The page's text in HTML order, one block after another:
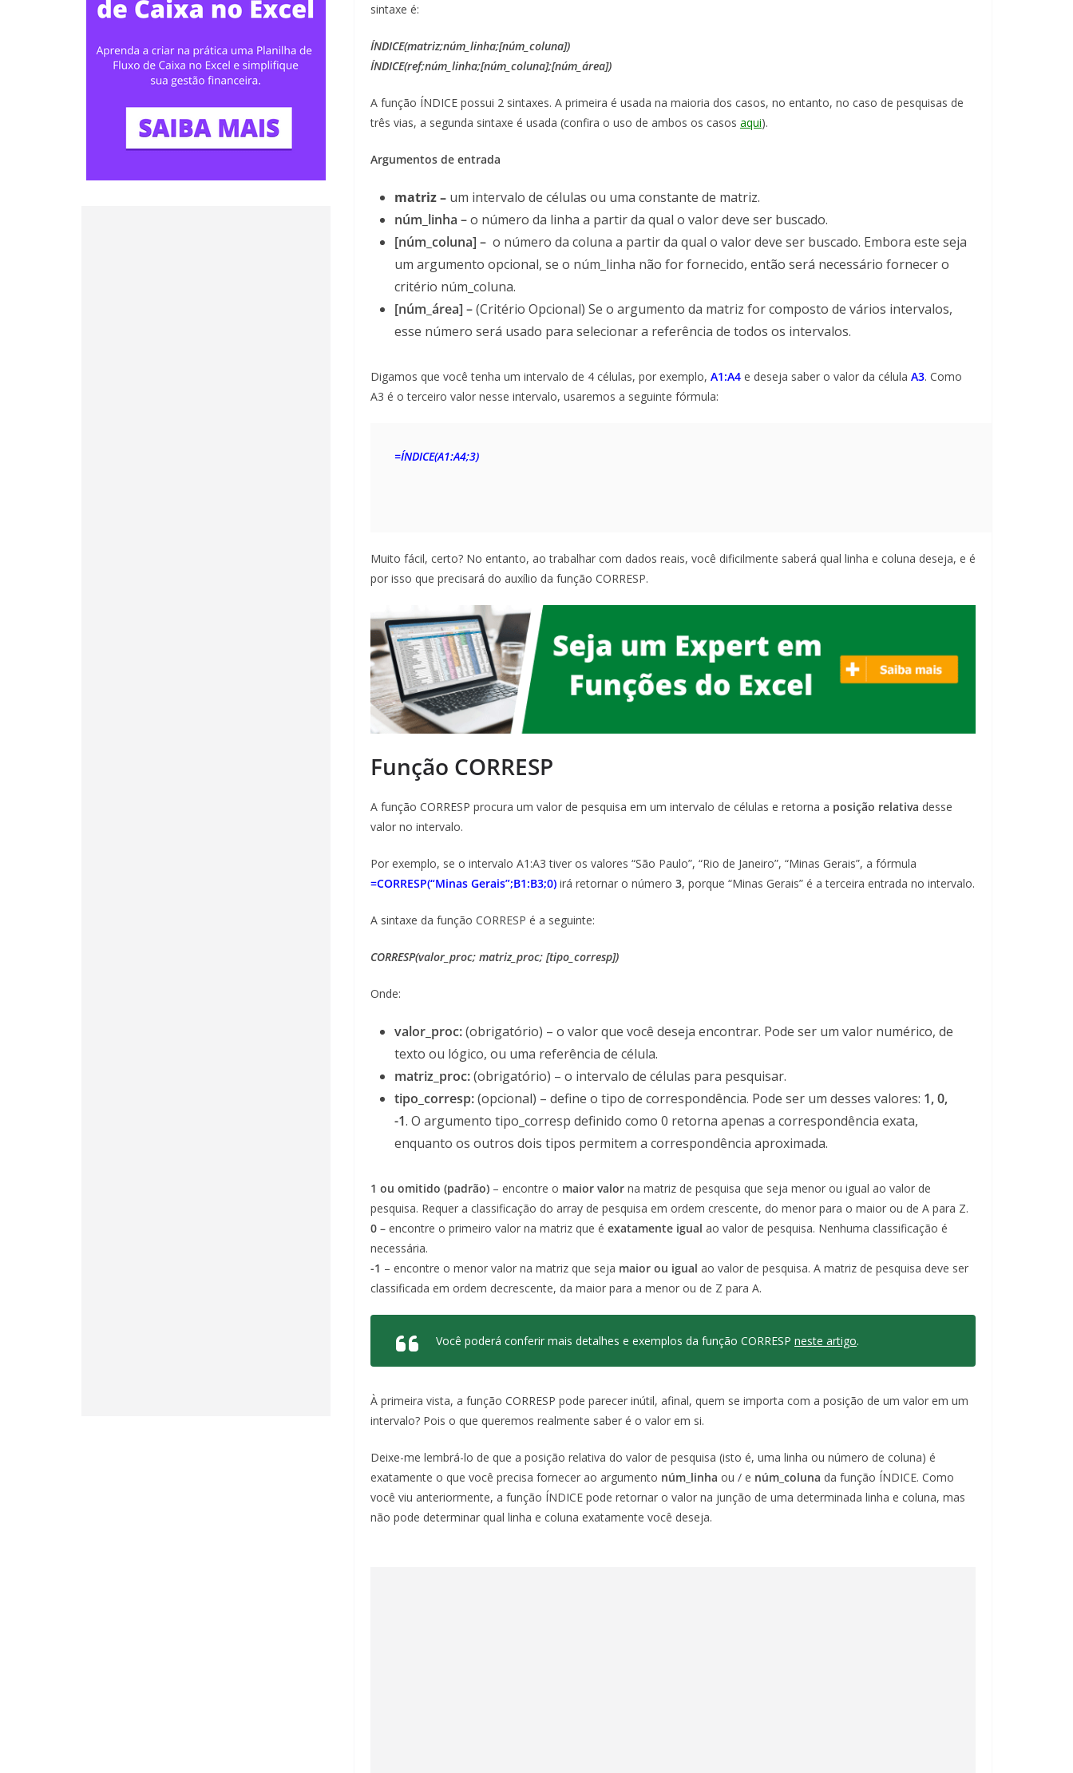
sintaxe é:
ÍNDICE(matriz;núm_linha;[núm_coluna])
ÍNDICE(ref;núm_linha;[núm_coluna];[núm_área])
A função ÍNDICE possui 2 sintaxes. A primeira é usada na maioria dos casos, no entanto, no caso de pesquisas de
três vias, a segunda sintaxe é usada (confira o uso de ambos os casos aqui).
Argumentos de entrada
matriz – um intervalo de células ou uma constante de matriz.
núm_linha –o número da linha a partir da qual o valor deve ser buscado.
[núm_coluna] – o número da coluna a partir da qual o valor deve ser buscado. Embora este seja
um argumento opcional, se o núm_linha não for fornecido, então será necessário fornecer o
critério núm_coluna.
[núm_área] –(Critério Opcional) Se o argumento da matriz for composto de vários intervalos,
esse número será usado para selecionar a referência de todos os intervalos.
Digamos que você tenha um intervalo de 4 células, por exemplo, A1:A4 e deseja saber o valor da célula A3. Como
A3 é o terceiro valor nesse intervalo, usaremos a seguinte fórmula:
=ÍNDICE(A1:A4;3)
Muito fácil, certo? No entanto, ao trabalhar com dados reais, você dificilmente saberá qual linha e coluna deseja, e é
por isso que precisará do auxílio da função CORRESP.
Função CORRESP
A função CORRESP procura um valor de pesquisa em um intervalo de células e retorna a posição relativa desse
valor no intervalo.
Por exemplo, se o intervalo A1:A3 tiver os valores “São Paulo”, “Rio de Janeiro”, “Minas Gerais”, a fórmula
=CORRESP(“Minas Gerais”;B1:B3;0) irá retornar o número 3, porque “Minas Gerais” é a terceira entrada no intervalo.
A sintaxe da função CORRESP é a seguinte:
CORRESP(valor_proc; matriz_proc; [tipo_corresp])
Onde:
valor_proc:(obrigatório) – o valor que você deseja encontrar. Pode ser um valor numérico, de
texto ou lógico, ou uma referência de célula.
matriz_proc:(obrigatório) – o intervalo de células para pesquisar.
tipo_corresp:(opcional) – define o tipo de correspondência. Pode ser um desses valores: 1, 0,
-1. O argumento tipo_corresp definido como 0 retorna apenas a correspondência exata,
enquanto os outros dois tipos permitem a correspondência aproximada.
1 ou omitido (padrão) – encontre o maior valor na matriz de pesquisa que seja menor ou igual ao valor de
pesquisa. Requer a classificação do array de pesquisa em ordem crescente, do menor para o maior ou de A para Z.
0 – encontre o primeiro valor na matriz que é exatamente igual ao valor de pesquisa. Nenhuma classificação é
necessária.
-1 – encontre o menor valor na matriz que seja maior ou igual ao valor de pesquisa. A matriz de pesquisa deve ser
classificada em ordem decrescente, da maior para a menor ou de Z para A.
Você poderá conferir mais detalhes e exemplos da função CORRESP neste artigo.
À primeira vista, a função CORRESP pode parecer inútil, afinal, quem se importa com a posição de um valor em um
intervalo? Pois o que queremos realmente saber é o valor em si.
Deixe-me lembrá-lo de que a posição relativa do valor de pesquisa (isto é, uma linha ou número de coluna) é
exatamente o que você precisa fornecer ao argumento núm_linha ou / e núm_coluna da função ÍNDICE. Como
você viu anteriormente, a função ÍNDICE pode retornar o valor na junção de uma determinada linha e coluna, mas
não pode determinar qual linha e coluna exatamente você deseja.